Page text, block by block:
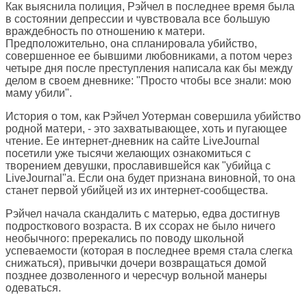
Как выяснила полиция, Рэйчел в последнее время была
в состоянии депрессии и чувствовала все большую
враждебность по отношению к матери.
Предположительно, она спланировала убийство,
совершенное ее бывшими любовниками, а потом через
четыре дня после преступления написала как бы между
делом в своем дневнике: "Просто чтобы все знали: мою
маму убили".
История о том, как Рэйчел Уотерман совершила убийство
родной матери, - это захватывающее, хоть и пугающее
чтение. Ее интернет-дневник на сайте LiveJournal
посетили уже тысячи желающих ознакомиться с
творением девушки, прославившейся как "убийца с
LiveJournal"а. Если она будет признана виновной, то она
станет первой убийцей из их интернет-сообщества.
Рэйчел начала скандалить с матерью, едва достигнув
подросткового возраста. В их ссорах не было ничего
необычного: пререкались по поводу школьной
успеваемости (которая в последнее время стала слегка
снижаться), привычки дочери возвращаться домой
позднее дозволенного и чересчур вольной манеры
одеваться.